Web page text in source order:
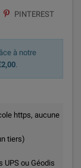
PINTEREST
à notre
.
https, aucune
tiers)
UPS ou Géodis